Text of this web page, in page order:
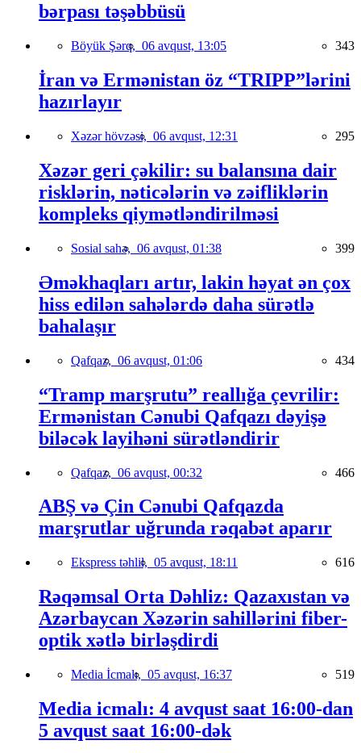
bərpası təşəbbüsü
Böyük Şərq, 06 avqust, 13:05 343
İran və Ermənistan öz “TRIPP”lərini
hazırlayır
Xəzər hövzəsi, 06 avqust, 12:31 295
Xəzər geri çəkilir: su balansına dair
risklərin, nəticələrin və zəifliklərin
kompleks qiymətləndirilməsi
Sosial sahə, 06 avqust, 01:38 399
Əməkhaqları artır, lakin həyat ən çox
hiss edilən sahələrdə daha sürətlə
bahalaşır
Qafqaz, 06 avqust, 01:06 434
“Tramp marşrutu” reallığa çevrilir:
Ermənistan Cənubi Qafqazı dəyişə
biləcək layihəni sürətləndirir
Qafqaz, 06 avqust, 00:32 466
ABŞ və Çin Cənubi Qafqazda
marşrutlar uğrunda rəqabət aparır
Ekspress təhlil, 05 avqust, 18:11 616
Rəqəmsal Orta Dəhliz: Qazaxıstan və
Azərbaycan Xəzərin sahillərini fiber-
optik xətlə birləşdirdi
Media İcmalı, 05 avqust, 16:37 519
Media icmalı: 4 avqust saat 16:00-dan
5 avqust saat 16:00-dək